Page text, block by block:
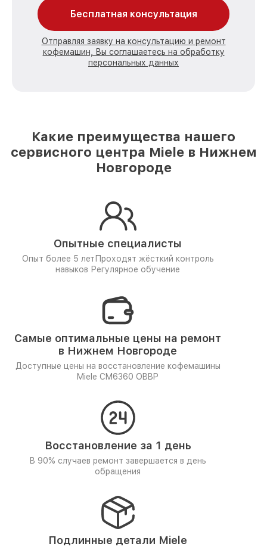
Бесплатная консультация
Отправляя заявку на консультацию и ремонт
кофемашин, Вы соглашаетесь на обработку
персональных данных
Какие преимущества нашего
сервисного центра Miele в Нижнем
Новгороде
Опытные специалисты
Опыт более 5 лет Проходят жёсткий контроль
навыков Регулярное обучение
Самые оптимальные цены на ремонт
в Нижнем Новгороде
Доступные цены на восстановление кофемашины
Miele CM6360 OBBP
Восстановление за 1 день
В 90% случаев ремонт завершается в день
обращения
Подлинные детали Miele